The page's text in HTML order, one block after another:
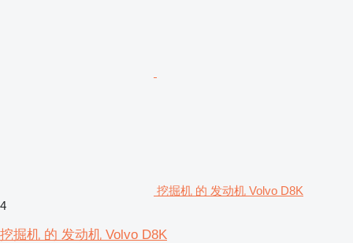
挖掘机 的 发动机 Volvo D8K
4
挖掘机 的 发动机 Volvo D8K